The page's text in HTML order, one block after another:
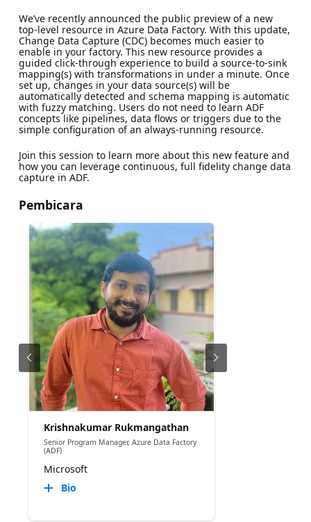
We’ve recently announced the public preview of a new
top-level resource in Azure Data Factory. With this update,
Change Data Capture (CDC) becomes much easier to
enable in your factory. This new resource provides a
guided click-through experience to build a source-to-sink
mapping(s) with transformations in under a minute. Once
set up, changes in your data source(s) will be
automatically detected and schema mapping is automatic
with fuzzy matching. Users do not need to learn ADF
concepts like pipelines, data flows or triggers due to the
simple configuration of an always-running resource.
Join this session to learn more about this new feature and
how you can leverage continuous, full fidelity change data
capture in ADF.
Pembicara
Krishnakumar Rukmangathan
Senior Program Manager, Azure Data Factory
(ADF)
Microsoft
Bio